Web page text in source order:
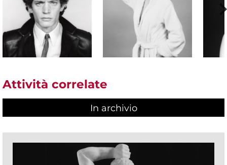
Attività correlate
In archivio